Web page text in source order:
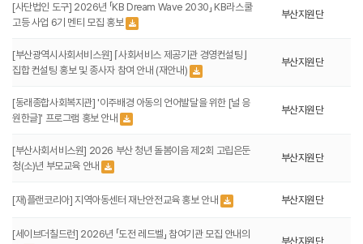
[사단법인 도구] 2026년 「KB Dream Wave 2030」 KB라스쿨
고등 사업 6기 멘티 모집 홍보
부산지원단
[부산광역시사회서비스원] ⌈사회서비스 제공기관 경영컨설팅⌋
집합 컨설팅 홍보 및 종사자 참여 안내 (재안내)
부산지원단
[동래종합사회복지관] '이주배경 아동의 언어발달을 위한 [널 응
원한글]' 프로그램 홍보 안내
부산지원단
[부산사회서비스원] 2026 부산 청년 돌봄이음 제2회 고립은둔
청(소)년 부모교육 안내
부산지원단
[재)플랜코리아] 지역아동센터 재난안전교육 홍보 안내 부산지원단
[세이브더칠드런] 2026년 「도전 레드벨」 참여기관 모집 안내의
부산지원단